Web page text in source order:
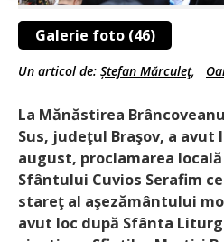
Galerie foto (46)
Un articol de: Ștefan Mărculeţ,
La Mănăstirea
Sus, judeţul Braşov, a avut
august, proclamarea
Sfântului Cuvios Serafim
stareţ al aşezământului
avut loc după Sfânta